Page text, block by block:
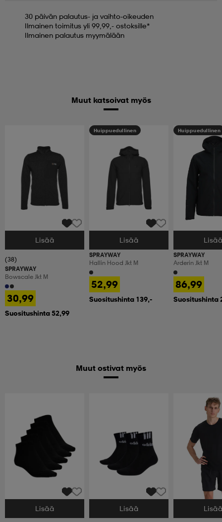
30 päivän palautus- ja vaihto-oikeuden
Ilmainen toimitus yli 99,99,- ostoksille*
Ilmainen palautus myymälään
Muut katsoivat myös
Valitse Koko
Lisää
(38)
SPRAYWAY
Bowscale Jkt M
30,99
Suositushinta 52,99
Huippuedullinen
Valitse Koko
Lisää
SPRAYWAY
Hallin Hood Jkt M
52,99
Suositushinta 139,-
Huippuedullinen
Valitse Koko
SPRAYWAY
Arderin Jkt M
86,99
Suositushinta
Muut ostivat myös
Valitse Koko
Lisää Valitse Koko
Lisää Valitse Koko